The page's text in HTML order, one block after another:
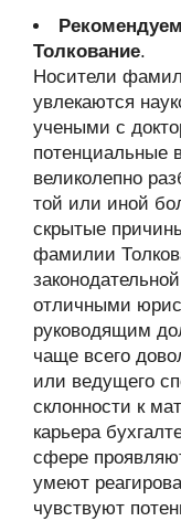
Толкование.
Носители
увлекаются
учеными с
потенциальные
великолепно
той или иной
скрытые
фамилии
отличными
руководящим
чаще всего
или ведущего
склонности к
карьера
сфере
умеют
чувствуют